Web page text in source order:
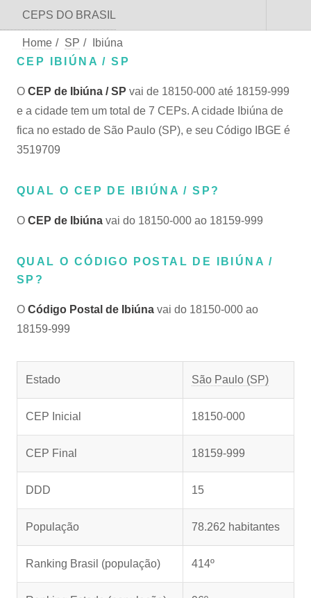
CEPS DO BRASIL
Home / SP /
Ibiúna
CEP IBIÚNA / SP
O CEP de Ibiúna / SP vai de 18150-000 até 18159-999
e a cidade tem um total de 7 CEPs. A cidade Ibiúna de
fica no estado de São Paulo (SP), e seu Código IBGE é
3519709
QUAL O CEP DE IBIÚNA / SP?
O CEP de Ibiúna vai do 18150-000 ao 18159-999
QUAL O CÓDIGO POSTAL DE IBIÚNA /
SP?
O Código Postal de Ibiúna vai do 18150-000 ao
18159-999
Estado São Paulo (SP)
CEP Inicial 18150-000
CEP Final 18159-999
DDD 15
População 78.262 habitantes
Ranking Brasil (população) 414º